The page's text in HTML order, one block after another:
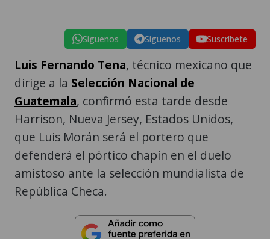
Síguenos Síguenos Suscríbete
Luis Fernando Tena, técnico mexicano que
dirige a la Selección Nacional de
Guatemala, confirmó esta tarde desde
Harrison, Nueva Jersey, Estados Unidos,
que Luis Morán será el portero que
defenderá el pórtico chapín en el duelo
amistoso ante la selección mundialista de
República Checa.